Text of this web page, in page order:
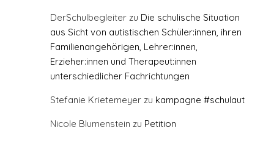
DerSchulbegleiter zu Die schulische Situation
aus Sicht von autistischen Schüler:innen, ihren
Familienangehörigen, Lehrer:innen,
Erzieher:innen und Therapeut:innen
unterschiedlicher Fachrichtungen
Stefanie Krietemeyer zu kampagne #schulaut
Nicole Blumenstein zu Petition